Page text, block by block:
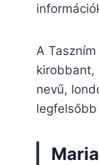
A
kirobbant,
nevű,